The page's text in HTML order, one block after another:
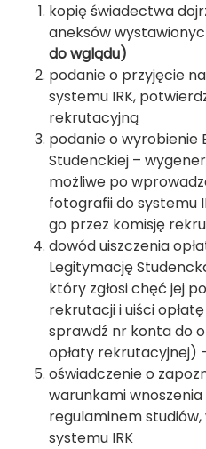
kopię świadectwa
aneksów
do wglądu)
podanie o przyjęcie
systemu IRK,
rekrutacyjną
podanie o wyrobienie
Studenckiej –
możliwe po
fotografii do systemu
go przez komisję
dowód uiszczenia
Legitymację
który zgłosi chęć jej
rekrutacji i uiści
sprawdź nr konta do
opłaty rekrutacyjnej) -
oświadczenie o
warunkami wnoszenia
regulaminem
systemu IRK